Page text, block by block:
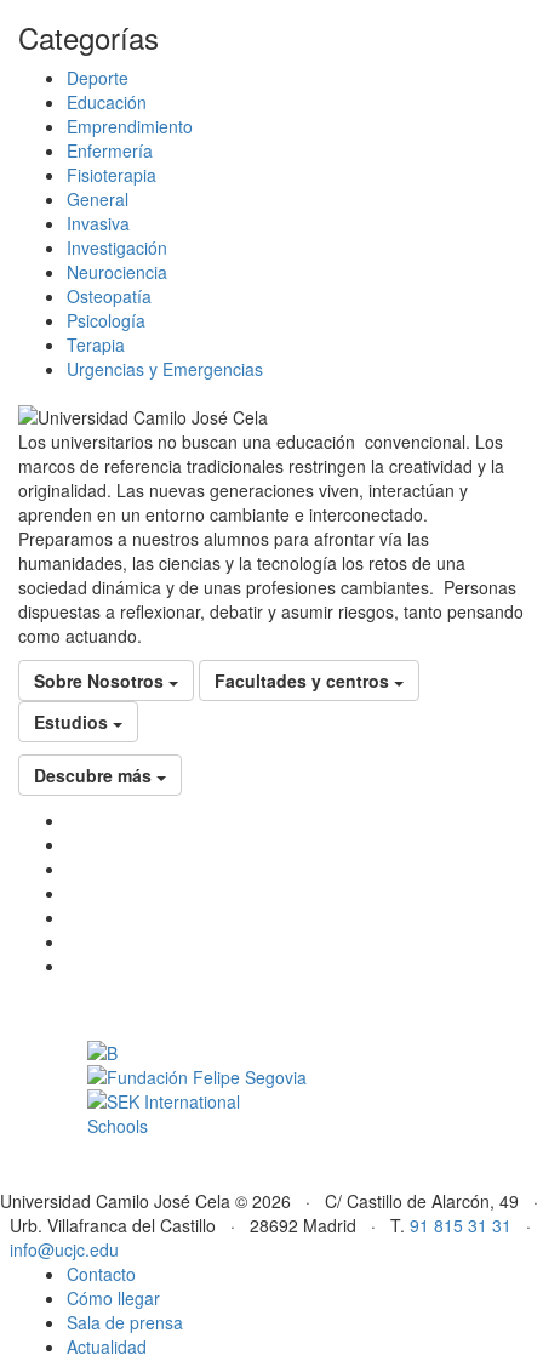
Categorías
Deporte
Educación
Emprendimiento
Enfermería
Fisioterapia
General
Invasiva
Investigación
Neurociencia
Osteopatía
Psicología
Terapia
Urgencias y Emergencias
Los universitarios no buscan una educación convencional. Los
marcos de referencia tradicionales restringen la creatividad y la
originalidad. Las nuevas generaciones viven, interactúan y
aprenden en un entorno cambiante e interconectado.
Preparamos a nuestros alumnos para afrontar vía las
humanidades, las ciencias y la tecnología los retos de una
sociedad dinámica y de unas profesiones cambiantes. Personas
dispuestas a reflexionar, debatir y asumir riesgos, tanto pensando
como actuando.
Sobre Nosotros
Facultades y centros
Estudios
Descubre más
Universidad Camilo José Cela © 2026 · C/ Castillo de Alarcón, 49 ·
Urb. Villafranca del Castillo · 28692 Madrid · T. 91 815 31 31
·
info@ucjc.edu
Contacto
Cómo llegar
Sala de prensa
Actualidad